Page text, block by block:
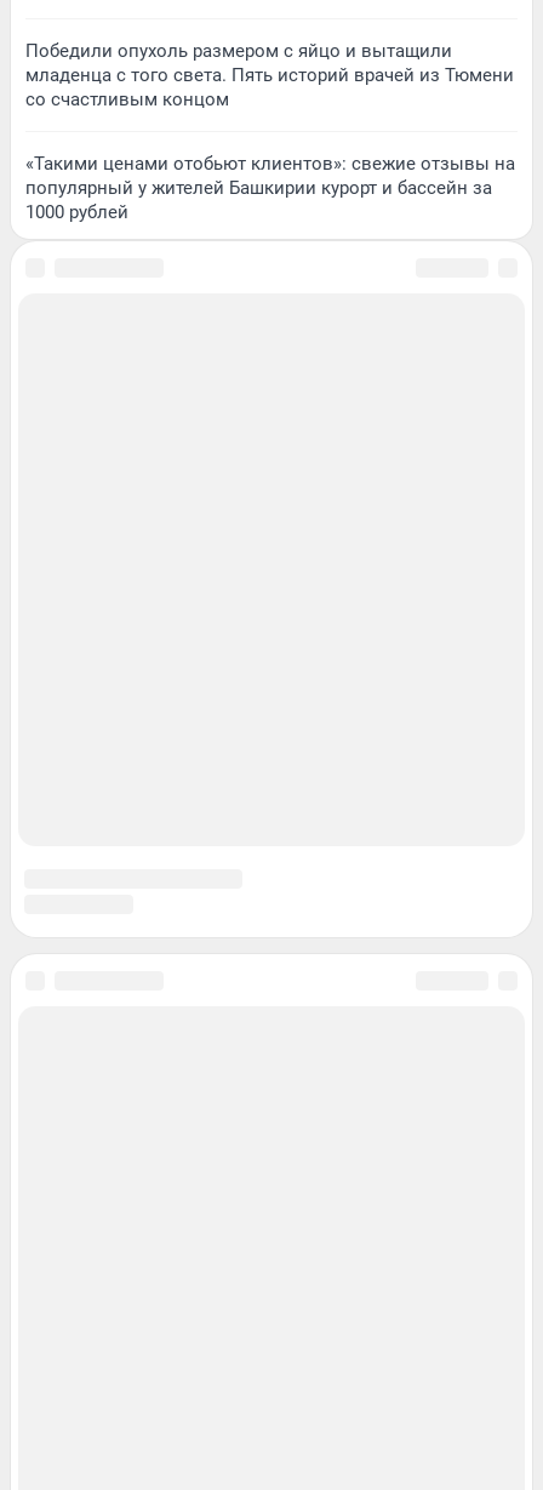
Победили опухоль размером с яйцо и вытащили
младенца с того света. Пять историй врачей из Тюмени
со счастливым концом
«Такими ценами отобьют клиентов»: свежие отзывы на
популярный у жителей Башкирии курорт и бассейн за
1000 рублей